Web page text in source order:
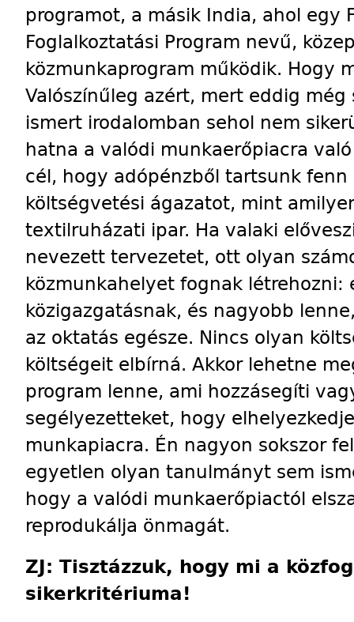
programot, a másik India, ahol egy
Foglalkoztatási Program nevű,
közmunkaprogram működik. Hogy
Valószínűleg azért, mert eddig
ismert irodalomban sehol nem
hatna a valódi munkaerőpiacra
cél, hogy adópénzből tartsunk
költségvetési ágazatot, mint
textilruházati ipar. Ha valaki
nevezett tervezetet, ott olyan
közmunkahelyet fognak létrehozni:
közigazgatásnak, és nagyobb
az oktatás egésze. Nincs olyan
költségeit elbírná. Akkor lehetne
program lenne, ami hozzásegíti
segélyezetteket, hogy
munkapiacra. Én nagyon sokszor
egyetlen olyan tanulmányt sem
hogy a valódi munkaerőpiactól
reprodukálja önmagát.
ZJ: Tisztázzuk, hogy mi a
sikerkritériuma!